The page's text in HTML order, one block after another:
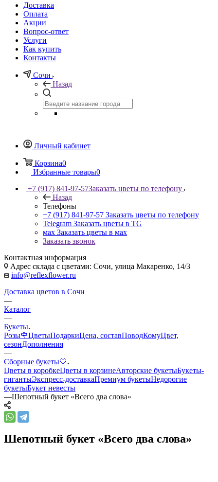
Доставка
Оплата
Акции
Вопрос-ответ
Услуги
Как купить
Контакты
Сочи
Назад
Личный кабинет
Корзина0
Избранные товары0
+7 (917) 841-97-57Заказать цветы по телефону
Назад
Телефоны
+7 (917) 841-97-57 Заказать цветы по телефону
Telegram Заказать цветы в TG
мах Заказать цветы в мах
Заказать звонок
Контактная информация
Адрес склада с цветами: Сочи, улица Макаренко, 14/3
info@reflexflower.ru
Доставка цветов в Сочи
—
Каталог
—
Букеты
Розы🌹ЦветыПодаркиЦена, составПоводКомуЦвет,
сезонДополнения
—
Сборные букеты🤍
Цветы в коробкеЦветы в корзинеАвторские букетыБукеты-
гигантыЭкспресс-доставкаПремиум букетыНедорогие
букетыБукет невесты
—Шепотный букет «Всего два слова»
Шепотный букет «Всего два слова»